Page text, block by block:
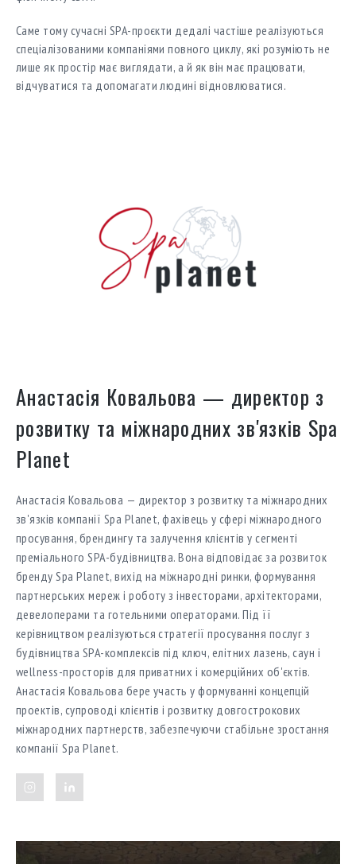
Саме тому сучасні SPA-проєкти дедалі частіше реалізуються
спеціалізованими компаніями повного циклу, які розуміють не
лише як простір має виглядати, а й як він має працювати,
відчуватися та допомагати людині відновлюватися.
Анастасія Ковальова — директор з
розвитку та міжнародних зв'язків Spa
Planet
Анастасія Ковальова — директор з розвитку та міжнародних
зв'язків компанії Spa Planet, фахівець у сфері міжнародного
просування, брендингу та залучення клієнтів у сегменті
преміального SPA-будівництва. Вона відповідає за розвиток
бренду Spa Planet, вихід на міжнародні ринки, формування
партнерських мереж і роботу з інвесторами, архітекторами,
девелоперами та готельними операторами. Під її
керівництвом реалізуються стратегії просування послуг з
будівництва SPA-комплексів під ключ, елітних лазень, саун і
wellness-просторів для приватних і комерційних об'єктів.
Анастасія Ковальова бере участь у формуванні концепцій
проектів, супроводі клієнтів і розвитку довгострокових
міжнародних партнерств, забезпечуючи стабільне зростання
компанії Spa Planet.